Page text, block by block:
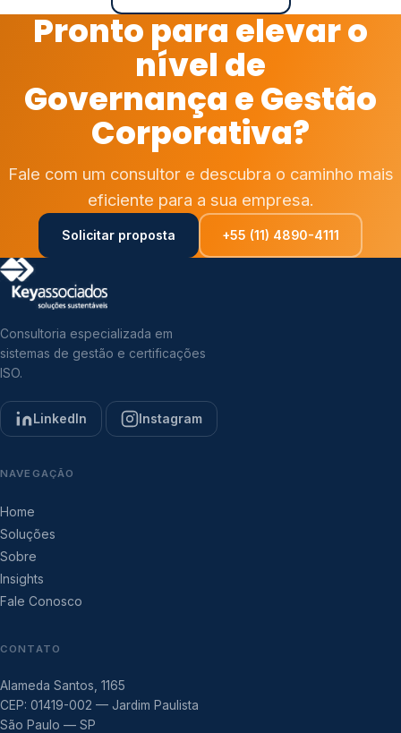
Pronto para elevar o
nível de
Governança e Gestão
Corporativa?
Fale com um consultor e descubra o caminho mais
eficiente para a sua empresa.
Solicitar proposta +55 (11) 4890-4111
Consultoria especializada em
sistemas de gestão e certificações
ISO.
LinkedIn Instagram
NAVEGAÇÃO
Home
Soluções
Sobre
Insights
Fale Conosco
CONTATO
Alameda Santos, 1165
CEP: 01419-002 — Jardim Paulista
São Paulo — SP